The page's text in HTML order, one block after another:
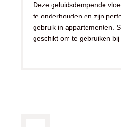
Deze geluidsdempende
te onderhouden en zijn
gebruik in appartementen.
geschikt om te gebruiken bij